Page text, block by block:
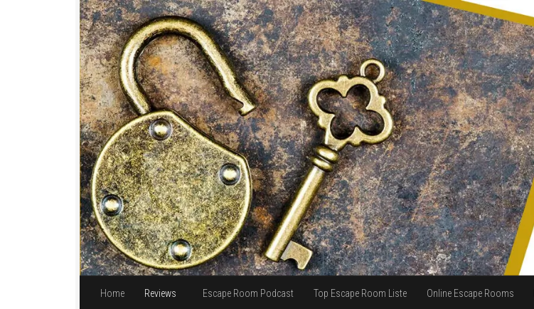
Unter dem Inhalt
Home Reviews Escape Room Podcast Top Escape Room Liste Online Escape Rooms